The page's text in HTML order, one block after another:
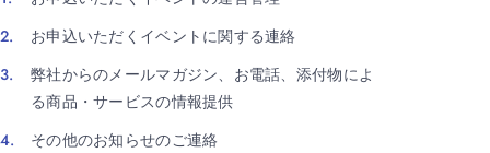
お申込いただくイベントに関する連絡
弊社からのメールマガジン、お電話、添付物によ
る商品・サービスの情報提供
その他のお知らせのご連絡